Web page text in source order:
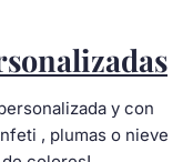
y con
, plumas o nieve